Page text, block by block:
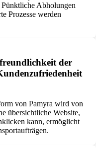
Abholungen
Prozesse werden
der
von Pamyra wird von
übersichtliche Website,
kann, ermöglicht